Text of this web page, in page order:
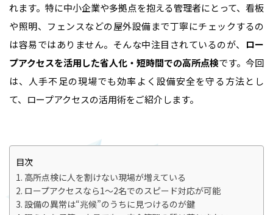
れます。特に中小企業や多拠点を抱える管理者にとって、看板
や照明、フェンスなどの屋外設備まで丁寧にチェックするの
は容易ではありません。そんな中注目されているのが、
ロー
プアクセスを活用した省人化・短時間での高所点検です。今回
は、人手不足の現場でも効率よく設備安全を守る方法とし
て、ロープアクセスの活用術をご紹介します。
目次
高所点検に人を割けない現場が増えている
ロープアクセスなら1〜2名でのスピード対応が可能
設備の異常は“兆候”のうちに見つけるのが鍵